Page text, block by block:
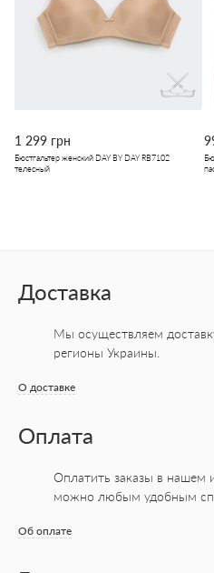
1 299 грн
Бюстгальтер женский DAY BY DAY RB7102
телесный
Доставка
Мы осуществляем
регионы Украины.
О доставке
Оплата
Оплатить заказы в нашем
можно любым удобным
Об оплате